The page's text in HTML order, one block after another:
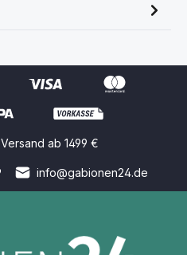
ab 1499 €
info@gabionen24.de